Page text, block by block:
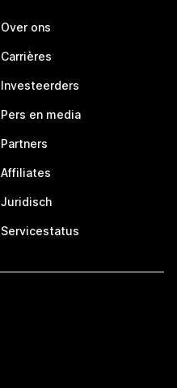
Over ons
Carrières
Investeerders
Pers en media
Partners
Affiliates
Juridisch
Servicestatus